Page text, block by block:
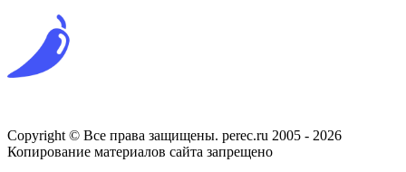
Copyright © Все права защищены. perec.ru 2005 - 2026
Копирование материалов сайта запрещено